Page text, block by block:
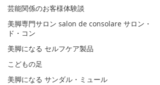
芸能関係のお客様体験談
美脚専門サロン salon de consolare サロン・
ド・コン
美脚になる セルフケア製品
こどもの足
美脚になる サンダル・ミュール